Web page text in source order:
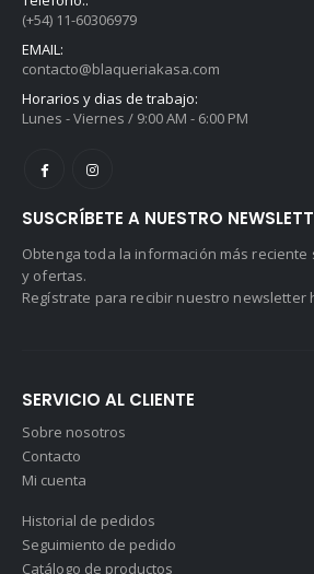
(+54) 11-60306979
EMAIL:
contacto@blaqueriakasa.com
Horarios y dias de trabajo:
Lunes - Viernes / 9:00 AM - 6:00 PM
SUSCRÍBETE A NUESTRO
Obtenga toda la información más
y ofertas.
Regístrate para recibir nuestro newsletter
SERVICIO AL CLIENTE
Sobre nosotros
Contacto
Mi cuenta
Historial de pedidos
Seguimiento de pedido
Catálogo de productos